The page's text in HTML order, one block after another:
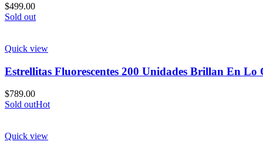
$499.00
Sold out
Quick view
Estrellitas Fluorescentes 200 Unidades Brillan En Lo
$789.00
Sold outHot
Quick view